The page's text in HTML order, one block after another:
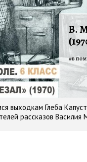
В.
выходкам Глеба
рассказов
#в